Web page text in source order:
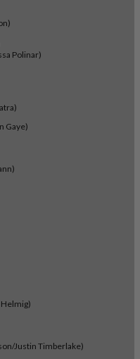
Polinar)
Gaye)
Justin Timberlake)